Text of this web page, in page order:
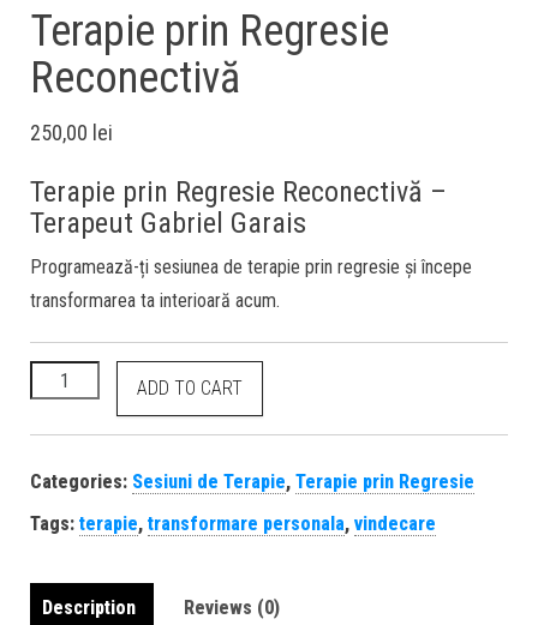
Terapie prin Regresie
Reconectivă
250,00 lei
Terapie prin Regresie Reconectivă –
Terapeut Gabriel Garais
Programează-ți sesiunea de terapie prin regresie și începe
transformarea ta interioară acum.
ADD TO CART
Categories: Sesiuni de Terapie, Terapie prin Regresie
Tags: terapie, transformare personala, vindecare
Description Reviews (0)